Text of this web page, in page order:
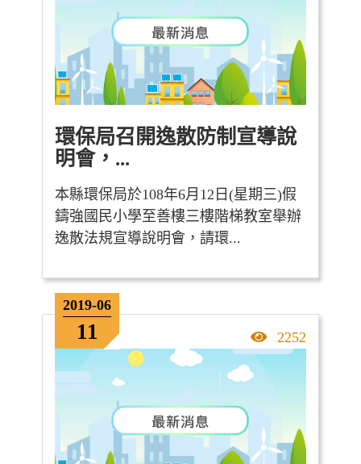
環保局召開逸散防制宣導說
明會，...
本縣環保局於108年6月12日(星期三)假
鑄強國民小學至善樓三樓階梯教室舉辦
逸散法規宣導說明會，請環...
2019-06
11 點擊率
2252